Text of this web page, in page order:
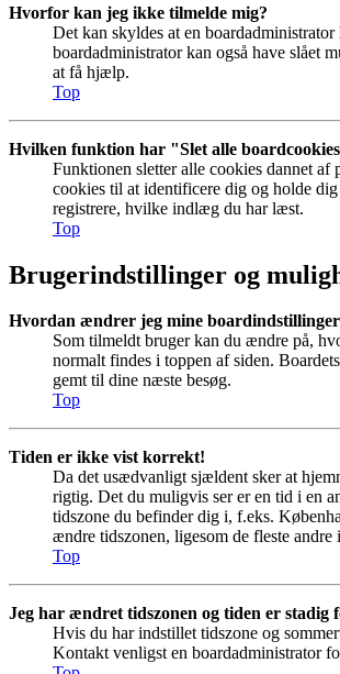
Hvorfor kan jeg ikke tilmelde mig?
Det kan skyldes at en
boardadministrator kan også have slået
at få hjælp.
Top
Hvilken funktion har "Slet alle
Funktionen sletter alle cookies dannet
cookies til at identificere dig og holde
registrere, hvilke indlæg du har læst.
Top
Brugerindstillinger og
Hvordan ændrer jeg mine
Som tilmeldt bruger kan du ændre på,
normalt findes i toppen af siden.
gemt til dine næste besøg.
Top
Tiden er ikke vist korrekt!
Da det usædvanligt sjældent sker at
rigtig. Det du muligvis ser er en tid i en
tidszone du befinder dig i, f.eks.
ændre tidszonen, ligesom de fleste
Top
Jeg har ændret tidszonen og tiden er stadig
Hvis du har indstillet tidszone og
Kontakt venligst en boardadministrator